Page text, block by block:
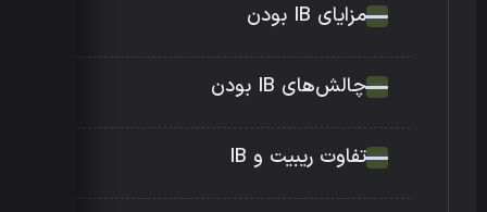
مزایای IB بودن
چالش‌های IB بودن
تفاوت ریبیت و IB